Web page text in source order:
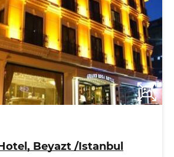
Beyazt /Istanbul